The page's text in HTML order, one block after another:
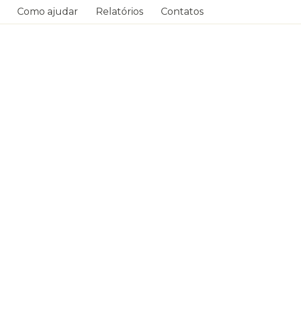
Como ajudar Relatórios Contatos